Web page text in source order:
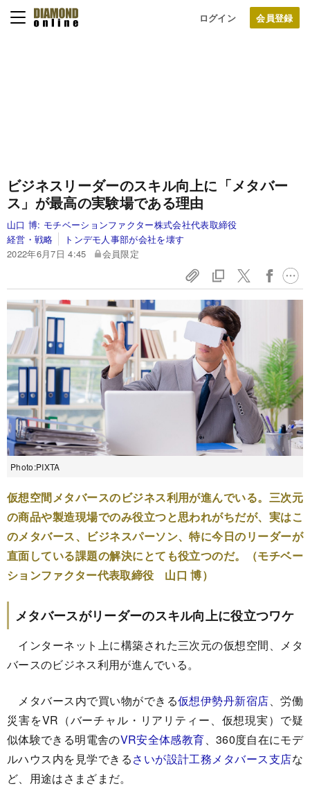
ログイン
ビジネスリーダーのスキル向上に「メタバー
ス」が最高の実験場である理由
山口 博: モチベーションファクター株式会社代表取締役
経営・戦略
トンデモ人事部が会社を壊す
2022年6月7日 4:45
会員限定
Photo:PIXTA
仮想空間メタバースのビジネス利用が進んでいる。三次元
の商品や製造現場でのみ役立つと思われがちだが、実はこ
のメタバース、ビジネスパーソン、特に今日のリーダーが
直面している課題の解決にとても役立つのだ。（モチベー
ションファクター代表取締役 山口 博）
メタバースがリーダーのスキル向上に役立つワケ
インターネット上に構築された三次元の仮想空間、メタ
バースのビジネス利用が進んでいる。
メタバース内で買い物ができる仮想伊勢丹新宿店、労働
災害をVR（バーチャル・リアリティー、仮想現実）で疑
似体験できる明電舎のVR安全体感教育、360度自在にモデ
ルハウス内を見学できるさいが設計工務メタバース支店な
ど、用途はさまざまだ。